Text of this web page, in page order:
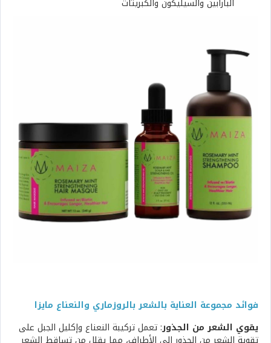
البارابين والسيليكون والكبريتات
فوائد مجموعة العناية بالشعر بالروزماري والنعناع مايزا
يقوي الشعر من الجذور: تعمل تركيبة النعناع وإكليل الجبل على